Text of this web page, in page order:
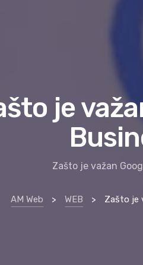
je
Zašto je važan
AM Web > WEB > Zašto je